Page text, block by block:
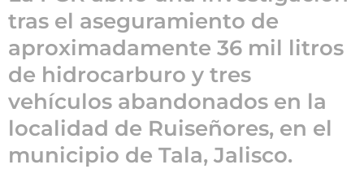
m
s
a
g
o
tras el aseguramiento de
aproximadamente 36 mil litros
de hidrocarburo y tres
vehículos abandonados en la
localidad de Ruiseñores, en el
municipio de Tala, Jalisco.